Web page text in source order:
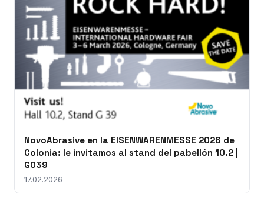
NovoAbrasive en la EISENWARENMESSE 2026 de
Colonia: le invitamos al stand del pabellón 10.2 |
G039
17.02.2026